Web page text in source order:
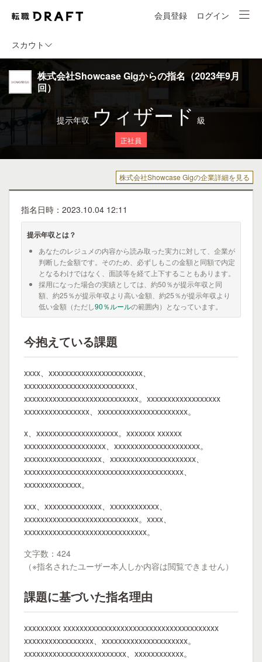
会員登録 ログイン
スカウト
株式会社Showcase Gigからの指名（2023年9月
回）
提示年収 ウィザード 級
正社員
株式会社Showcase Gigの企業詳細を見る
指名日時：2023.10.04 12:11
提示年収とは？
あなたのレジュメの内容から読み取った実力に対して、企業が
判断した金額です。そのため、必ずしもこの金額と同額で内定
となるわけではなく、面談等を経て上下することもあります。
採用になった場合の実績としては、約50％が提示年収と同
額、約25％が提示年収より高い金額、約25％が提示年収より
低い金額（ただし90％ルールの範囲内）となっています。
今抱えている課題
xxxx、xxxxxxxxxxxxxxxxxxxxxxx、
xxxxxxxxxxxxxxxxxxxxxxxxxxx、
xxxxxxxxxxxxxxxxxxxxxxxxxxxx。xxxxxxxxxxxxxxxxxx
xxxxxxxxxxxxxxxx、xxxxxxxxxxxxxxxxxxxxxx。
x、xxxxxxxxxxxxxxxxxxxx。xxxxxxx xxxxxx
xxxxxxxxxxxxxxxxxxxx、xxxxxxxxxxxxxxxxxxxxx。
xxxxxxxxxxxxxxxxxxx、xxxxxxxxxxxxxxxxxxxxx、
xxxxxxxxxxxxxxxxxxxxxxxxxxxxxxxxxxxxxxx、
xxxxxxxxxxxxxx。
xxx、xxxxxxxxxxxxxx、xxxxxxxxxxxx、
xxxxxxxxxxxxxxxxxxxxxxxxxxxx。xxxx、
xxxxxxxxxxxxxxxxxxxxxxxxxxxxxx。
文字数：424
（※指名されたユーザー本人しか内容は閲覧できません）
課題に基づいた指名理由
xxxxxxxxx xxxxxxxxxxxxxxxxxxxxxxxxxxxxxxxxxxxxxx
xxxxxxxxxxxxxxxxx、xxxxxxxxxxxxxxxxxxxxx。
xxxxxxxxxxxxxxxxxxxxxxxxx、xxxxxxxxxxxx。